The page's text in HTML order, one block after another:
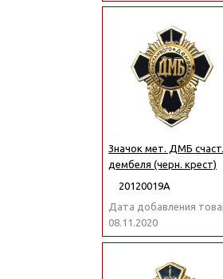
Значок мет. ДМБ
дембеля (черн. крест)
20120019А
Дата добавления
08.11.2020